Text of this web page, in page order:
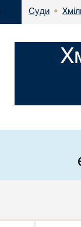
Суди •